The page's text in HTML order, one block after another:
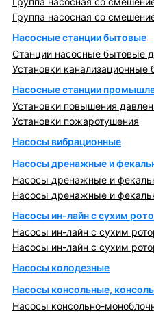
Группа насосная со
Насосные станции бытовые
Станции насосные бытовые
Установки канализационные
Насосные станции
Установки повышения
Установки пожаротушения
Насосы вибрационные
Насосы дренажные и
Насосы дренажные и
Насосы дренажные и
Насосы ин-лайн с сухим
Насосы ин-лайн с сухим
Насосы ин-лайн с сухим
Насосы колодезные
Насосы консольные,
Насосы консольно-